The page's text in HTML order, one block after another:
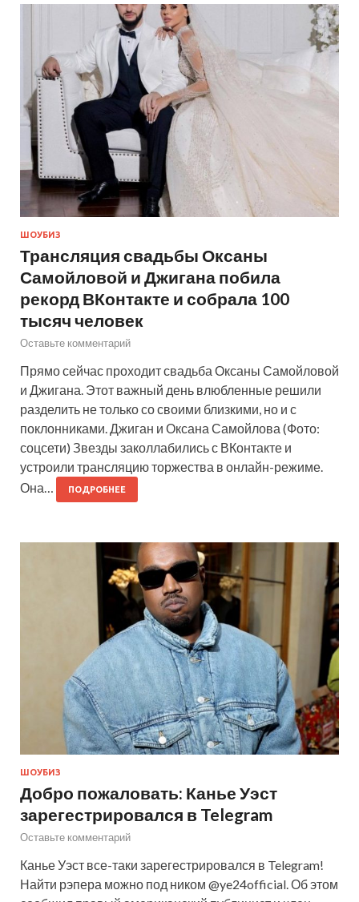
ШОУБИЗ
Трансляция свадьбы Оксаны
Самойловой и Джигана побила
рекорд ВКонтакте и собрала 100
тысяч человек
Оставьте комментарий
Прямо сейчас проходит свадьба Оксаны Самойловой
и Джигана. Этот важный день влюбленные решили
разделить не только со своими близкими, но и с
поклонниками. Джиган и Оксана Самойлова (Фото:
соцсети) Звезды заколлабились с ВКонтакте и
устроили трансляцию торжества в онлайн-режиме.
Она…
ПОДРОБНЕЕ
ШОУБИЗ
Добро пожаловать: Канье Уэст
зарегестрировался в Telegram
Оставьте комментарий
Канье Уэст все-таки зарегестрировался в Telegram!
Найти рэпера можно под ником @ye24official. Об этом